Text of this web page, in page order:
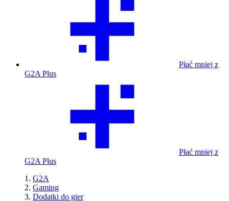
Płać mniej z
G2A Plus
Płać mniej z
G2A Plus
G2A
Gaming
Dodatki do gier